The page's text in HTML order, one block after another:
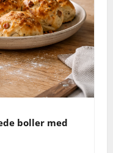
boller med